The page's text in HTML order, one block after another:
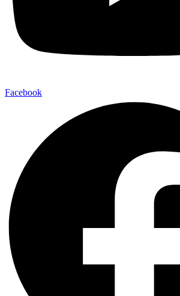
Facebook